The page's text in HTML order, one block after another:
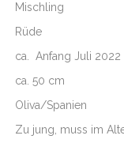
Mischling
Rüde
ca. Anfang Juli 2022
ca. 50 cm
Oliva/Spanien
Zu jung, muss im